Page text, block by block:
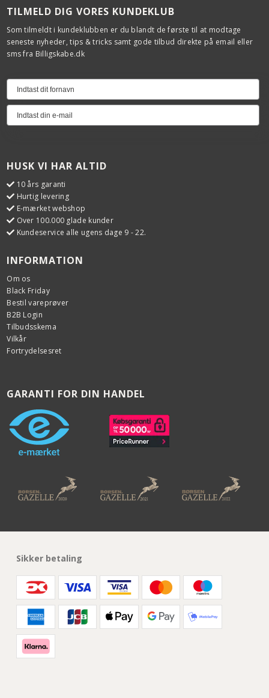
TILMELD DIG VORES KUNDEKLUB
Som tilmeldt i kundeklubben er du blandt de første til at modtage
seneste nyheder, tips & tricks samt gode tilbud direkte på email eller
sms fra Billigskabe.dk
HUSK VI HAR ALTID
10 års garanti
Hurtig levering
E-mærket webshop
Over 100.000 glade kunder
Kundeservice alle ugens dage 9 - 22.
INFORMATION
Om os
Black Friday
Bestil vareprøver
B2B Login
Tilbudsskema
Vilkår
Fortrydelsesret
GARANTI FOR DIN HANDEL
Sikker betaling